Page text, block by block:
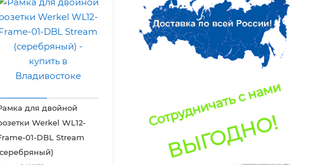
для двойной
Werkel WL12-
01-DBL Stream